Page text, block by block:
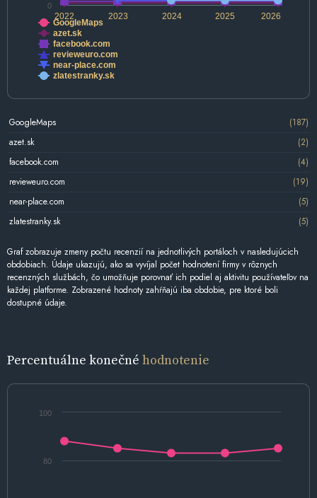
2022 2024 2026
2023 2025
0
GoogleMaps
azet.sk
facebook.com
revieweuro.com
near-place.com
zlatestranky.sk
GoogleMaps
(187)
azet.sk
(2)
facebook.com
(4)
revieweuro.com
(19)
near-place.com
(5)
zlatestranky.sk
(5)
Graf zobrazuje zmeny počtu recenzií na jednotlivých portáloch v nasledujúcich
obdobiach. Údaje ukazujú, ako sa vyvíjal počet hodnotení firmy v rôznych
recenzných službách, čo umožňuje porovnať ich podiel aj aktivitu používateľov na
každej platforme. Zobrazené hodnoty zahŕňajú iba obdobie, pre ktoré boli
dostupné údaje.
Percentuálne konečné hodnotenie
80
100